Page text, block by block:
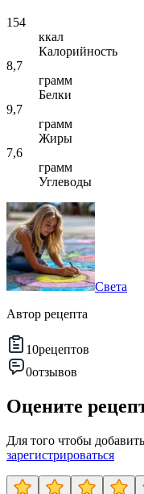
154
ккал
Калорийность
8,7
грамм
Белки
9,7
грамм
Жиры
7,6
грамм
Углеводы
Света
Автор рецепта
10рецептов
0отзывов
Оцените
Для того чтобы
зарегистрироваться